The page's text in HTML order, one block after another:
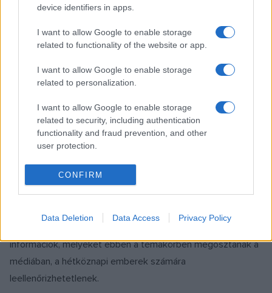
device identifiers in apps.
I want to allow Google to enable storage
related to functionality of the website or app.
I want to allow Google to enable storage
related to personalization.
I want to allow Google to enable storage
related to security, including authentication
functionality and fraud prevention, and other
user protection.
CONFIRM
Data Deletion Data Access Privacy Policy
Fotó: Csákvári Zsigmond
Kérdésünkre Martin Henrik elmondta, hogy az űrkutatás,
valamint legfrissebb eredményei már hosszabb ideje
foglalkoztatják, és ebben is számára az a legkülönlegesebb,
információk, melyeket ebben a témakörben megosztanak a
médiában, a hétköznapi emberek számára
leellenőrizhetetlenek.